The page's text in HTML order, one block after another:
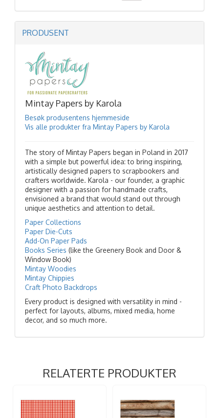
PRODUSENT
Mintay Papers by Karola
Besøk produsentens hjemmeside
Vis alle produkter fra Mintay Papers by Karola
The story of Mintay Papers began in Poland in 2017
with a simple but powerful idea: to bring inspiring,
artistically designed papers to scrapbookers and
crafters worldwide. Karola - our founder, a graphic
designer with a passion for handmade crafts,
envisioned a brand that would stand out through
unique aesthetics and attention to detail.
Paper Collections
Paper Die-Cuts
Add-On Paper Pads
Books Series (like the Greenery Book and Door &
Window Book)
Mintay Woodies
Mintay Chippies
Craft Photo Backdrops
Every product is designed with versatility in mind -
perfect for layouts, albums, mixed media, home
decor, and so much more.
RELATERTE PRODUKTER